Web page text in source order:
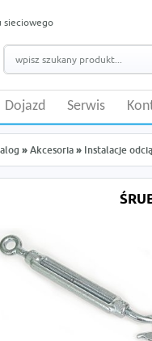
sieciowego
Dojazd Serwis
» Akcesoria » Instalacje